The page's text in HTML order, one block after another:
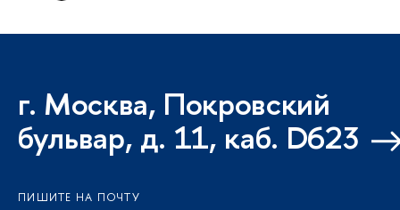
г. Москва, Покровский
бульвар, д. 11, каб. D623
ПИШИТЕ НА ПОЧТУ